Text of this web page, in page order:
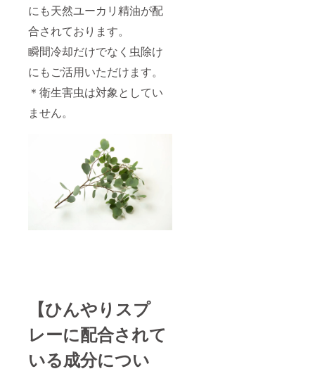
にも天然ユーカリ精油が配
合されております。
瞬間冷却だけでなく虫除け
にもご活用いただけます。
＊衛生害虫は対象としてい
ません。
【ひんやりスプ
レーに配合されて
いる成分につい